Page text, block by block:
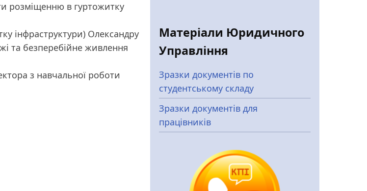
розміщенню в гуртожитку
інфраструктури) Олександру
та безперебійне живлення
з навчальної роботи
Матеріали Юридичного
Управління
Зразки документів по
студентському складу
Зразки документів для
працівників